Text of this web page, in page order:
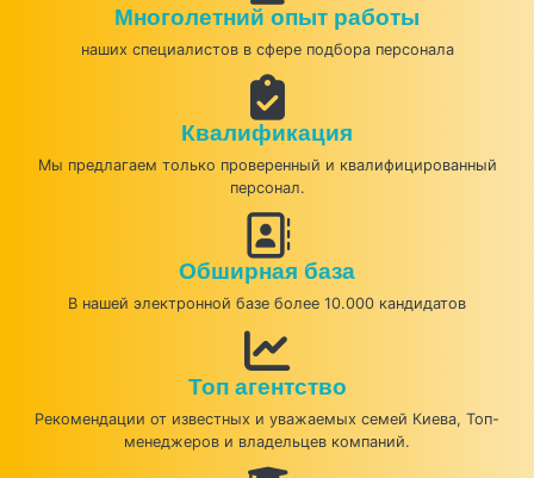
Многолетний опыт работы
наших специалистов в сфере подбора персонала
Квалификация
Мы предлагаем только проверенный и квалифицированный
персонал.
Обширная база
В нашей электронной базе более 10.000 кандидатов
Топ агентство
Рекомендации от известных и уважаемых семей Киева, Топ-
менеджеров и владельцев компаний.